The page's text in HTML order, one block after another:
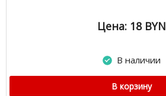
Цена: 18 BYN
В наличии
В корзину